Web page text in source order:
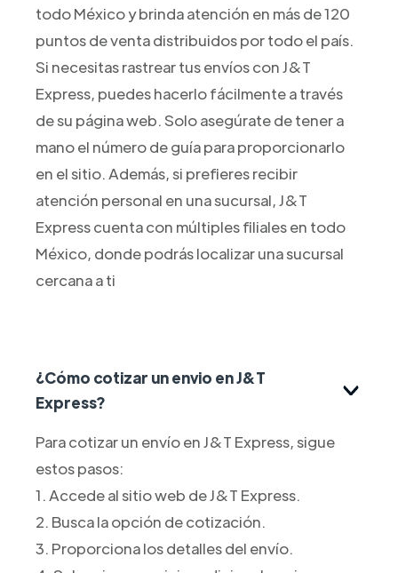
todo México y brinda atención en más de 120
puntos de venta distribuidos por todo el país.
Si necesitas rastrear tus envíos con J&T
Express, puedes hacerlo fácilmente a través
de su página web. Solo asegúrate de tener a
mano el número de guía para proporcionarlo
en el sitio. Además, si prefieres recibir
atención personal en una sucursal, J&T
Express cuenta con múltiples filiales en todo
México, donde podrás localizar una sucursal
cercana a ti
¿Cómo cotizar un envio en J&T
Express?
Para cotizar un envío en J&T Express, sigue
estos pasos:
1. Accede al sitio web de J&T Express.
2. Busca la opción de cotización.
3. Proporciona los detalles del envío.